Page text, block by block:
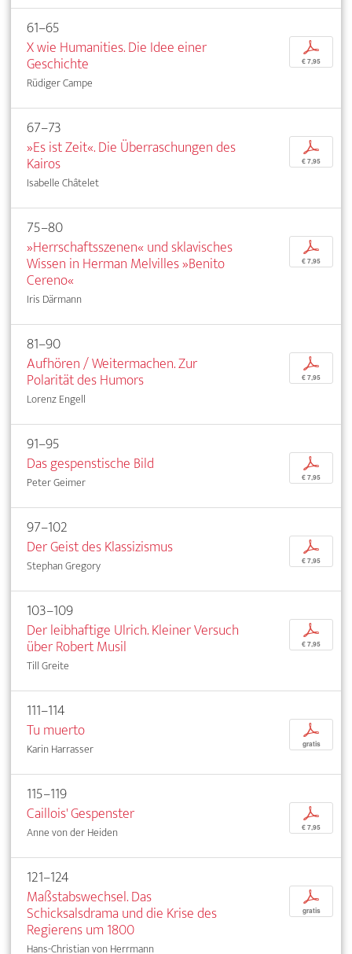
61–65
X wie Humanities. Die Idee einer
Geschichte
Rüdiger Campe
p
€ 7,95
67–73
»Es ist Zeit«. Die Überraschungen des
Kairos
Isabelle Châtelet
p
€ 7,95
75–80
»Herrschaftsszenen« und sklavisches
Wissen in Herman Melvilles »Benito
Cereno«
Iris Därmann
p
€ 7,95
81–90
Aufhören / Weitermachen. Zur
Polarität des Humors
Lorenz Engell
p
€ 7,95
91–95
Das gespenstische Bild
Peter Geimer
p
€ 7,95
97–102
Der Geist des Klassizismus
Stephan Gregory
p
€ 7,95
103–109
Der leibhaftige Ulrich. Kleiner Versuch
über Robert Musil
Till Greite
p
€ 7,95
111–114
Tu muerto
Karin Harrasser
p
gratis
115–119
Caillois' Gespenster
Anne von der Heiden
p
€ 7,95
121–124
Maßstabswechsel. Das
Schicksalsdrama und die Krise des
Regierens um 1800
Hans-Christian von Herrmann
p
gratis